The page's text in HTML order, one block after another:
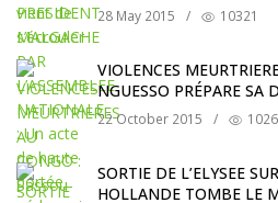
28 May 2015 / 10321
VIOLENCES
NGUESSO PRÉPARE SA
22 October 2015 /
SORTIE DE L’ELYSEE
HOLLANDE TOMBE LE